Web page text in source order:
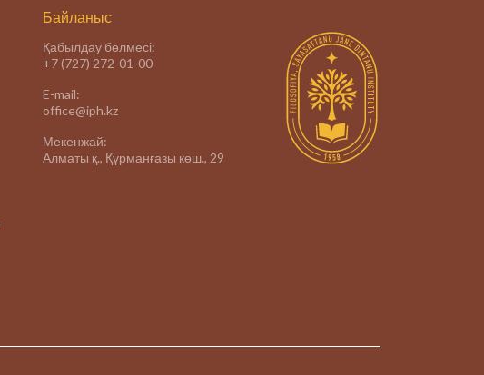
Байланыс
Қабылдау бөлмесі:
+7 (727) 272-01-00
E-mail:
office@iph.kz
Мекенжай:
Алматы қ., Құрманғазы көш., 29